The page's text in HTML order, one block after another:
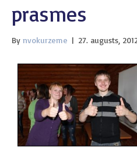
prasmes
By nvokurzeme | 27. augusts,